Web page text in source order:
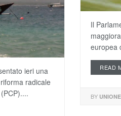
ieri una
radicale
Il
europea
READ
BY